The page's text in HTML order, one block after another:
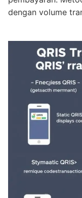
dengan volume